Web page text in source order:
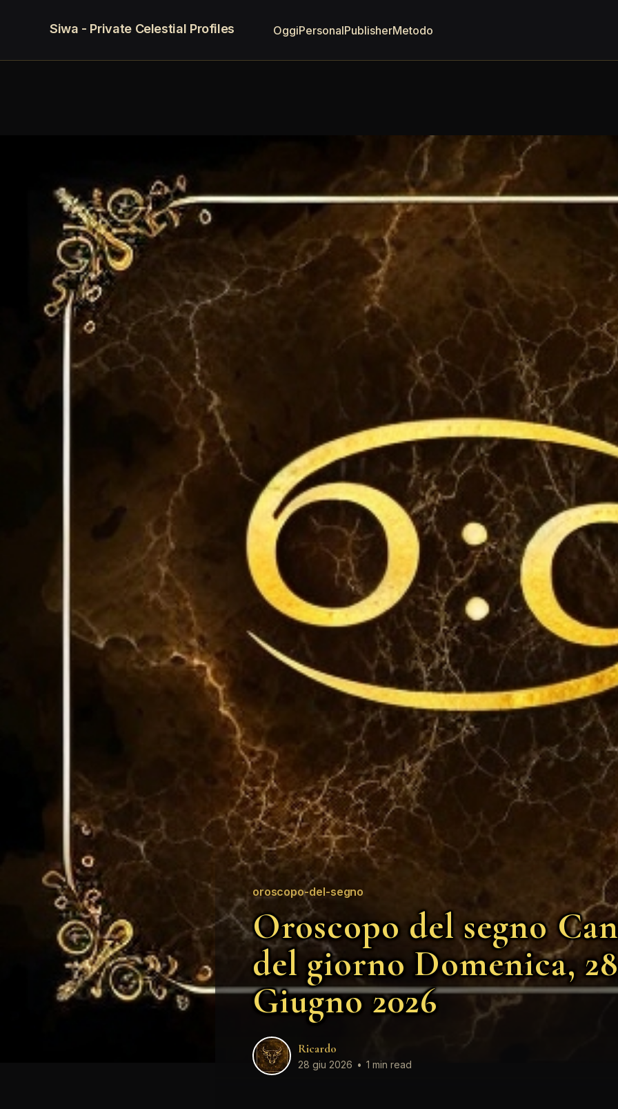
Siwa - Private Celestial Profiles OggiPersonalPublisherMetodo
oroscopo-del-segno
Oroscopo del segno
del giorno Domenica, 28
Giugno 2026
Ricardo
28 giu 2026 • 1 min read